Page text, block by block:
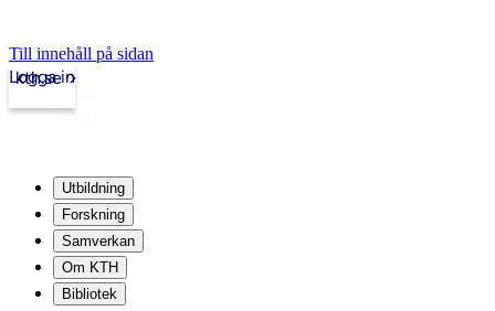
Till innehåll på sidan
kth.se
Logga in
Utbildning
Forskning
Samverkan
Om KTH
Bibliotek